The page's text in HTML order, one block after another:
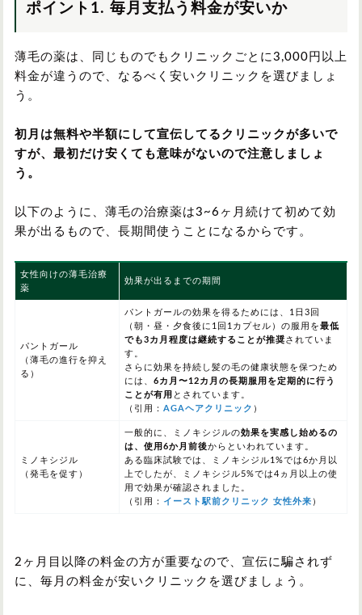
ポイント1. 毎月支払う料金が安いか
薄毛の薬は、同じものでもクリニックごとに3,000円以上
料金が違うので、なるべく安いクリニックを選びましょ
う。
初月は無料や半額にして宣伝してるクリニックが多いで
すが、最初だけ安くても意味がないので注意しましょ
う。
以下のように、薄毛の治療薬は3~6ヶ月続けて初めて効
果が出るもので、長期間使うことになるからです。
女性向けの薄毛治療
薬
効果が出るまでの期間
パントガール
（薄毛の進行を抑え
る）
パントガールの効果を得るためには、1日3回
（朝・昼・夕食後に1回1カプセル）の服用を最低
でも3カ月程度は継続することが推奨されていま
す。
さらに効果を持続し髪の毛の健康状態を保つため
には、 6カ月〜12カ月の長期服用を定期的に行う
ことが有用 とされています。
（引用： AGAヘアクリニック ）
ミノキシジル
（発毛を促す）
一般的に、ミノキシジルの効果を実感し始めるの
は、 使用6か月前後から といわれています。
ある臨床試験では、
ミノキシジル1%では6か月以
上でしたが、 ミノキシジル5%では4ヵ月以上の使
用で効果が確認されました。
（引用： イースト駅前クリニック 女性外来 ）
2ヶ月目以降の料金の方が重要なので、宣伝に騙されず
に、毎月の料金が安いクリニックを選びましょう。